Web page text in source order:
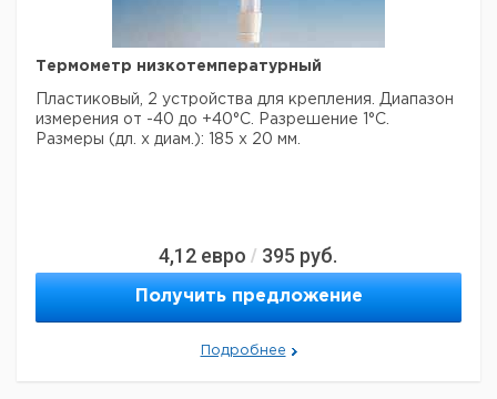
9246318
+290
Термометр низкотемпературный
Пластиковый, 2 устройства для крепления. Диапазон
измерения от -40 до +40°C. Разрешение 1°C.
Размеры (дл. х диам.): 185 х 20 мм.
4,12 евро / 395 руб.
Получить предложение
Подробнее